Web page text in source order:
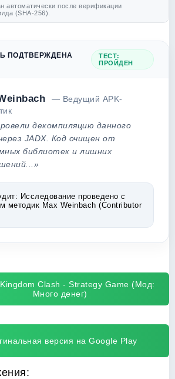
автоматически после верификации
(SHA-256).
ПОДТВЕРЖДЕНА
ТЕСТ:
ПРОЙДЕН
— Ведущий APK-
декомпиляцию данного
JADX. Код очищен от
библиотек и лишних
Исследование проведено с
методик Max Weinbach (Contributor
Clash - Strategy Game (Мод:
Много денег)
версия на Google Play